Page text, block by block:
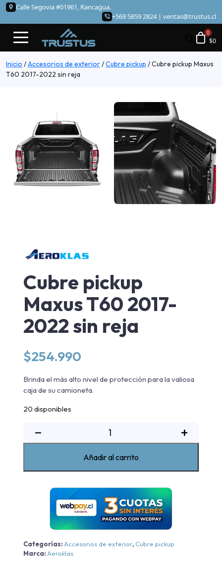
Calle Segovia #01961, Rancagua.
+569 5859 2824 | ventas@trustus.cl
$0
Inicio /Accesorios de exterior/Cubre pickup /Cubre pickup Maxus
T60 2017-2022 sin reja
Cubre pickup
Maxus T60 2017-
2022 sin reja
$254.990
Brinda el más alto nivel de protección para la valiosa
caja de su camioneta.
20 disponibles
−
2022
sin
reja
cantidad
+
Añadir al carrito
Categorías:Accesorios de exterior,Cubre pickup
Marca:Aeroklas